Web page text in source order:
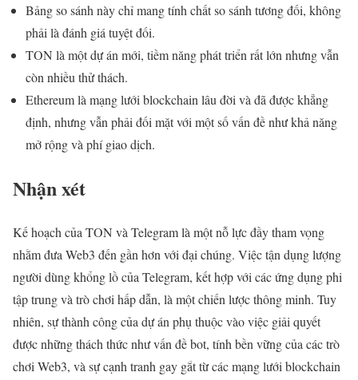
Bảng so sánh này chỉ mang tính chất so sánh tương đối, không
phải là đánh giá tuyệt đối.
TON là một dự án mới, tiềm năng phát triển rất lớn nhưng vẫn
còn nhiều thử thách.
Ethereum là mạng lưới blockchain lâu đời và đã được khẳng
định, nhưng vẫn phải đối mặt với một số vấn đề như khả năng
mở rộng và phí giao dịch.
Nhận xét
Kế hoạch của TON và Telegram là một nỗ lực đầy tham vọng
nhằm đưa Web3 đến gần hơn với đại chúng. Việc tận dụng lượng
người dùng khổng lồ của Telegram, kết hợp với các ứng dụng phi
tập trung và trò chơi hấp dẫn, là một chiến lược thông minh. Tuy
nhiên, sự thành công của dự án phụ thuộc vào việc giải quyết
được những thách thức như vấn đề bot, tính bền vững của các trò
chơi Web3, và sự cạnh tranh gay gắt từ các mạng lưới blockchain